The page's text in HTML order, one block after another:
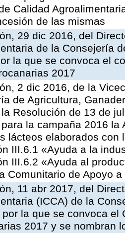
Calidad
de las mismas
29 dic 2016, del
de la Consejería
la que se convoca el
2017
2 dic 2016, de la
de Agricultura,
Resolución de 13 de
la campaña 2016
lácteos elaborados
III.6.1 «Ayuda a la
III.6.2 «Ayuda al
Comunitario de Apoyo
11 abr 2017, del
(ICCA) de la
la que se convoca el
2017 y se nombran